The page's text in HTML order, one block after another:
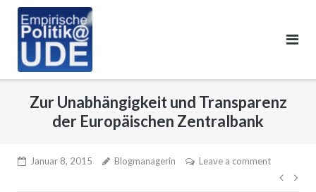
content
Zur Unabhängigkeit und Transparenz
der Europäischen Zentralbank
Januar 8, 2015 Blogmanagerin Leave a comment